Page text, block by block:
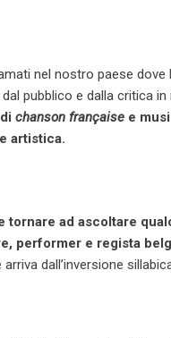
nel nostro paese dove
pubblico e dalla critica
chanson française e
artistica.
tornare ad ascoltare
performer e regista
dall’inversione